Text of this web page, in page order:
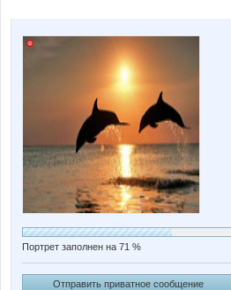
Портрет заполнен на 71 %
Отправить приватное сообщение